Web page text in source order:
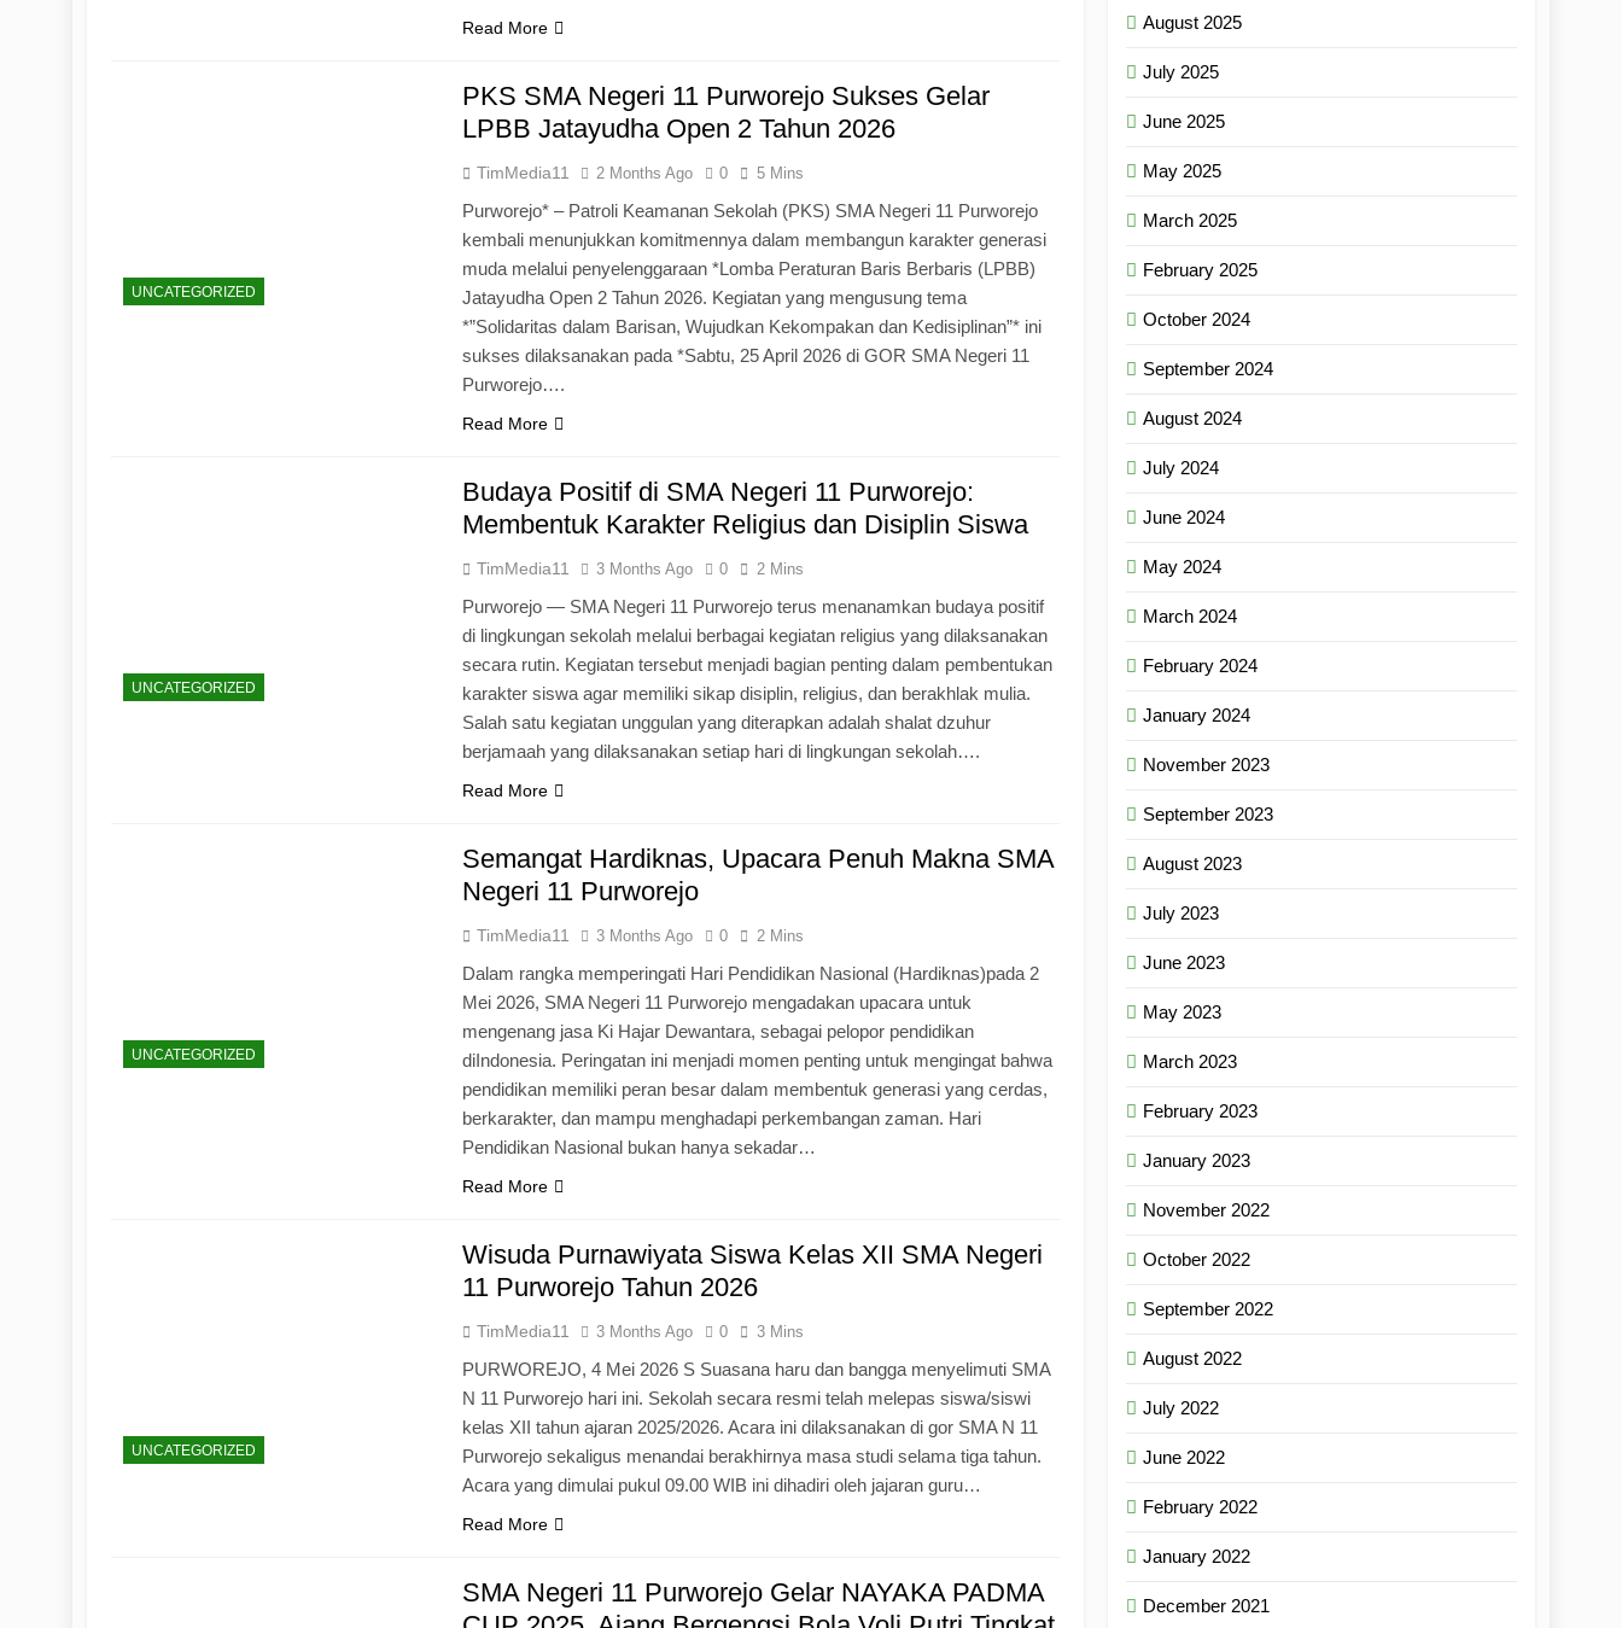
Read More
UNCATEGORIZED
PKS SMA Negeri 11 Purworejo Sukses Gelar
LPBB Jatayudha Open 2 Tahun 2026
TimMedia11 2 Months Ago 0 5 Mins
Purworejo* – Patroli Keamanan Sekolah (PKS) SMA Negeri 11 Purworejo
kembali menunjukkan komitmennya dalam membangun karakter generasi
muda melalui penyelenggaraan *Lomba Peraturan Baris Berbaris (LPBB)
Jatayudha Open 2 Tahun 2026. Kegiatan yang mengusung tema
*”Solidaritas dalam Barisan, Wujudkan Kekompakan dan Kedisiplinan”* ini
sukses dilaksanakan pada *Sabtu, 25 April 2026 di GOR SMA Negeri 11
Purworejo….
Read More
UNCATEGORIZED
Budaya Positif di SMA Negeri 11 Purworejo:
Membentuk Karakter Religius dan Disiplin Siswa
TimMedia11 3 Months Ago 0 2 Mins
Purworejo — SMA Negeri 11 Purworejo terus menanamkan budaya positif
di lingkungan sekolah melalui berbagai kegiatan religius yang dilaksanakan
secara rutin. Kegiatan tersebut menjadi bagian penting dalam pembentukan
karakter siswa agar memiliki sikap disiplin, religius, dan berakhlak mulia.
Salah satu kegiatan unggulan yang diterapkan adalah shalat dzuhur
berjamaah yang dilaksanakan setiap hari di lingkungan sekolah….
Read More
UNCATEGORIZED
Semangat Hardiknas, Upacara Penuh Makna SMA
Negeri 11 Purworejo
TimMedia11 3 Months Ago 0 2 Mins
Dalam rangka memperingati Hari Pendidikan Nasional (Hardiknas)pada 2
Mei 2026, SMA Negeri 11 Purworejo mengadakan upacara untuk
mengenang jasa Ki Hajar Dewantara, sebagai pelopor pendidikan
diIndonesia. Peringatan ini menjadi momen penting untuk mengingat bahwa
pendidikan memiliki peran besar dalam membentuk generasi yang cerdas,
berkarakter, dan mampu menghadapi perkembangan zaman. Hari
Pendidikan Nasional bukan hanya sekadar…
Read More
UNCATEGORIZED
Wisuda Purnawiyata Siswa Kelas XII SMA Negeri
11 Purworejo Tahun 2026
TimMedia11 3 Months Ago 0 3 Mins
PURWOREJO, 4 Mei 2026 S Suasana haru dan bangga menyelimuti SMA
N 11 Purworejo hari ini. Sekolah secara resmi telah melepas siswa/siswi
kelas XII tahun ajaran 2025/2026. Acara ini dilaksanakan di gor SMA N 11
Purworejo sekaligus menandai berakhirnya masa studi selama tiga tahun.
Acara yang dimulai pukul 09.00 WIB ini dihadiri oleh jajaran guru…
Read More
SMA Negeri 11 Purworejo Gelar NAYAKA PADMA
August 2025
July 2025
June 2025
May 2025
March 2025
February 2025
October 2024
September 2024
August 2024
July 2024
June 2024
May 2024
March 2024
February 2024
January 2024
November 2023
September 2023
August 2023
July 2023
June 2023
May 2023
March 2023
February 2023
January 2023
November 2022
October 2022
September 2022
August 2022
July 2022
June 2022
February 2022
January 2022
December 2021